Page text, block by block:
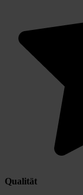
Qualität